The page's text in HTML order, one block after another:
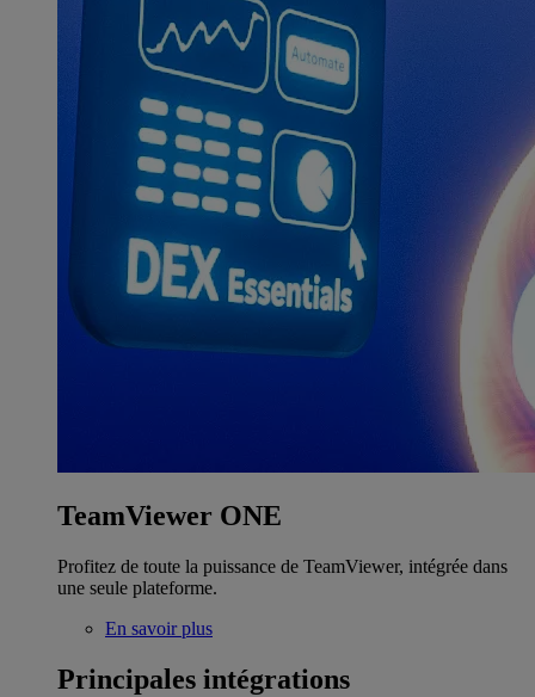
TeamViewer ONE
Profitez de toute la puissance de TeamViewer, intégrée dans
une seule plateforme.
En savoir plus
Principales intégrations